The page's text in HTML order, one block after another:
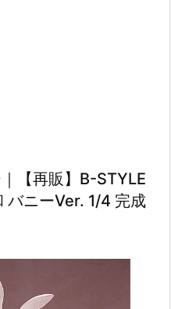
【再販】B-STYLE
バニーVer. 1/4 完成